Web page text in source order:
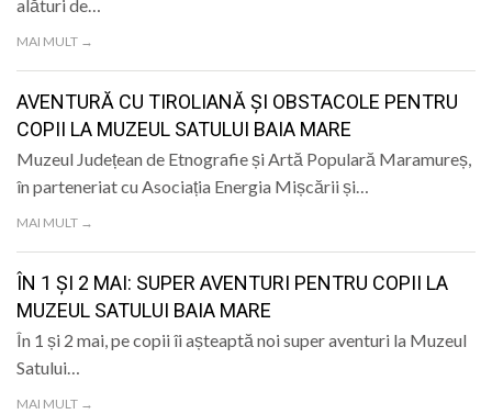
alături de…
MAI MULT →
AVENTURĂ CU TIROLIANĂ ȘI OBSTACOLE PENTRU
COPII LA MUZEUL SATULUI BAIA MARE
Muzeul Județean de Etnografie și Artă Populară Maramureș,
în parteneriat cu Asociația Energia Mișcării și…
MAI MULT →
ÎN 1 ȘI 2 MAI: SUPER AVENTURI PENTRU COPII LA
MUZEUL SATULUI BAIA MARE
În 1 și 2 mai, pe copii îi așteaptă noi super aventuri la Muzeul
Satului…
MAI MULT →